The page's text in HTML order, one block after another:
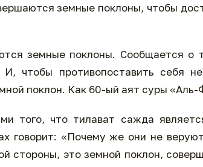
земные поклоны, чтобы
земные поклоны. Сообщается
И, чтобы противопоставить себя
поклон. Как 60-ый аят суры «Аль-
того, что тилават сажда
говорит: «Почему же они не
стороны, это земной поклон,